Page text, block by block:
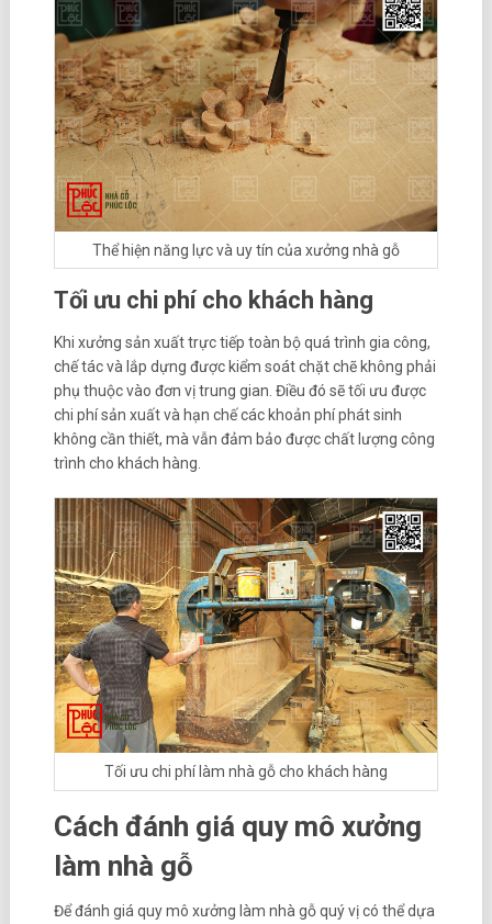
Thể hiện năng lực và uy tín của xưởng nhà gỗ
Tối ưu chi phí cho khách hàng
Khi xưởng sản xuất trực tiếp toàn bộ quá trình gia công,
chế tác và lắp dựng được kiểm soát chặt chẽ không phải
phụ thuộc vào đơn vị trung gian. Điều đó sẽ tối ưu được
chi phí sản xuất và hạn chế các khoản phí phát sinh
không cần thiết, mà vẫn đảm bảo được chất lượng công
trình cho khách hàng.
Tối ưu chi phí làm nhà gỗ cho khách hàng
Cách đánh giá quy mô xưởng
làm nhà gỗ
Để đánh giá quy mô xưởng làm nhà gỗ quý vị có thể dựa